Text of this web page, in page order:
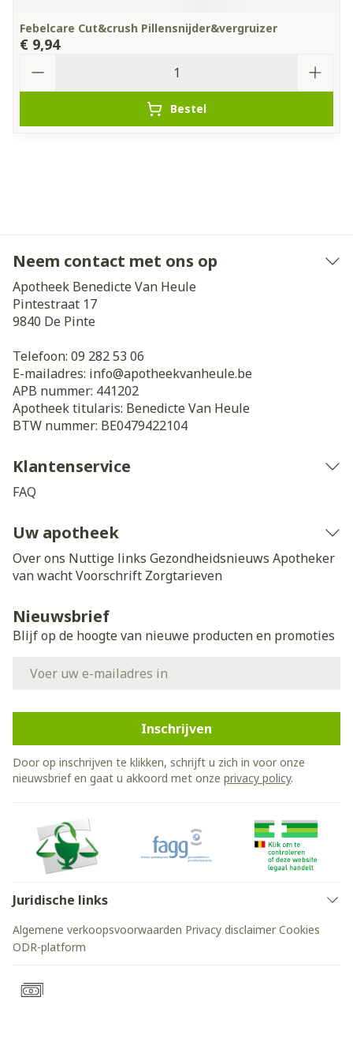
Febelcare Cut&crush Pillensnijder&vergruizer
€ 9,94
Bestel
Neem contact met ons op
Apotheek Benedicte Van Heule
Pintestraat 17
9840 De Pinte
Telefoon: 09 282 53 06
E-mailadres: info@apotheekvanheule.be
APB nummer: 441202
Apotheek titularis: Benedicte Van Heule
BTW nummer: BE0479422104
Klantenservice
FAQ
Uw apotheek
Over ons Nuttige links Gezondheidsnieuws Apotheker
van wachtVoorschrift Zorgtarieven
Nieuwsbrief
Blijf op de hoogte van nieuwe producten en promoties
Inschrijven
Door op inschrijven te klikken, schrijft u zich in voor onze
nieuwsbrief en gaat u akkoord met onze privacy policy.
Juridische links
Algemene verkoopsvoorwaarden Privacy disclaimer Cookies
ODR-platform